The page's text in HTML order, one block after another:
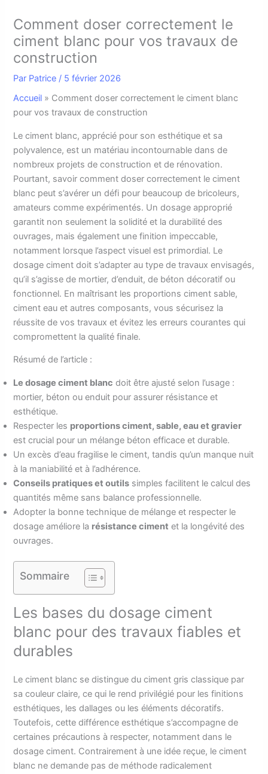
Comment doser correctement le
ciment blanc pour vos travaux de
construction
Par Patrice / 5 février 2026
Accueil » Comment doser correctement le ciment blanc
pour vos travaux de construction
Le ciment blanc, apprécié pour son esthétique et sa
polyvalence, est un matériau incontournable dans de
nombreux projets de construction et de rénovation.
Pourtant, savoir comment doser correctement le ciment
blanc peut s’avérer un défi pour beaucoup de bricoleurs,
amateurs comme expérimentés. Un dosage approprié
garantit non seulement la solidité et la durabilité des
ouvrages, mais également une finition impeccable,
notamment lorsque l’aspect visuel est primordial. Le
dosage ciment doit s’adapter au type de travaux envisagés,
qu’il s’agisse de mortier, d’enduit, de béton décoratif ou
fonctionnel. En maîtrisant les proportions ciment sable,
ciment eau et autres composants, vous sécurisez la
réussite de vos travaux et évitez les erreurs courantes qui
compromettent la qualité finale.
Résumé de l’article :
Le dosage ciment blanc doit être ajusté selon l’usage :
mortier, béton ou enduit pour assurer résistance et
esthétique.
Respecter les proportions ciment, sable, eau et gravier
est crucial pour un mélange béton efficace et durable.
Un excès d’eau fragilise le ciment, tandis qu’un manque nuit
à la maniabilité et à l’adhérence.
Conseils pratiques et outils simples facilitent le calcul des
quantités même sans balance professionnelle.
Adopter la bonne technique de mélange et respecter le
dosage améliore la résistance ciment et la longévité des
ouvrages.
Sommaire
Les bases du dosage ciment
blanc pour des travaux fiables et
durables
Le ciment blanc se distingue du ciment gris classique par
sa couleur claire, ce qui le rend privilégié pour les finitions
esthétiques, les dallages ou les éléments décoratifs.
Toutefois, cette différence esthétique s’accompagne de
certaines précautions à respecter, notamment dans le
dosage ciment. Contrairement à une idée reçue, le ciment
blanc ne demande pas de méthode radicalement